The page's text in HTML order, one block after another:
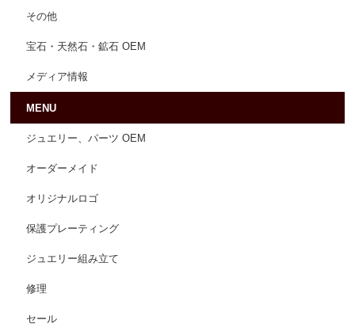
その他
宝石・天然石・鉱石 OEM
メディア情報
MENU
ジュエリー、パーツ OEM
オーダーメイド
オリジナルロゴ
保護プレーティング
ジュエリー組み立て
修理
セール